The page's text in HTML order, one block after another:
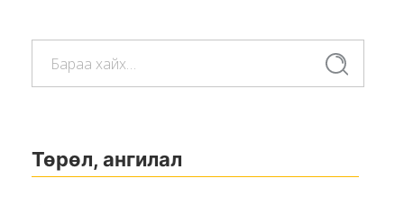
Хайлт
Төрөл, ангилал